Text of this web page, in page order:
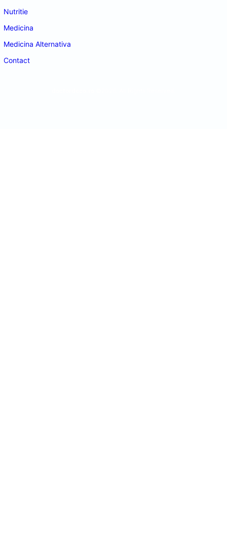
Nutritie
Medicina
Medicina Alternativa
Contact